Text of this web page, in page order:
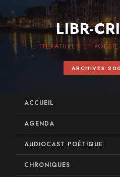
LIBR-
LITTÉRATURES ET
ARCHIVES
ACCUEIL
AGENDA
AUDIOCAST POÉTIQUE
CHRONIQUES